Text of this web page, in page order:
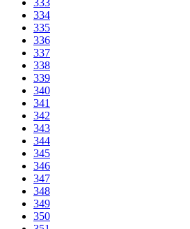
333
334
335
336
337
338
339
340
341
342
343
344
345
346
347
348
349
350